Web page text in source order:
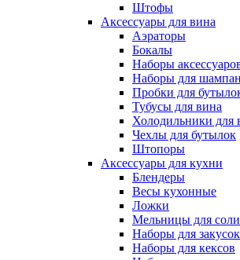
Штофы
Аксессуары для вина
Аэраторы
Бокалы
Наборы
Наборы для
Пробки для
Тубусы для вина
Холодильники для
Чехлы для бутылок
Штопоры
Аксессуары для кухни
Блендеры
Весы кухонные
Ложки
Мельницы для
Наборы для закусок
Наборы для кексов